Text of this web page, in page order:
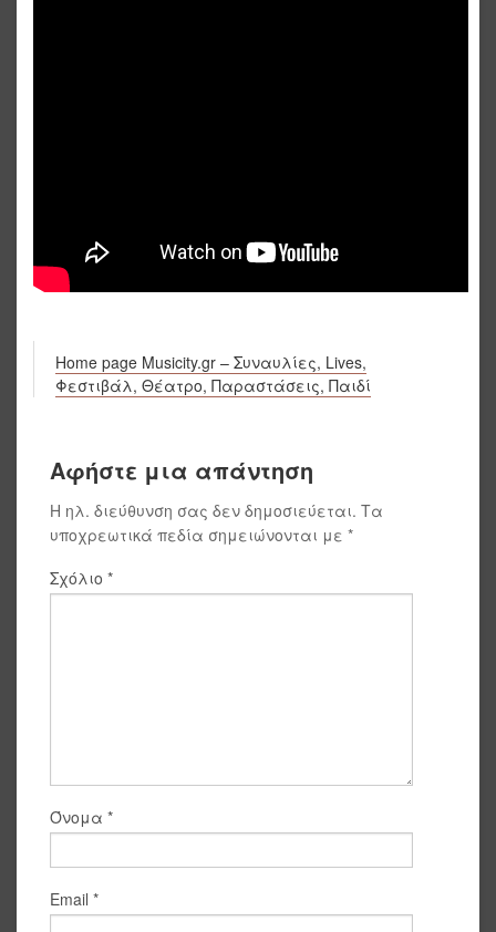
Home page Musicity.gr – Συναυλίες, Lives,
Φεστιβάλ, Θέατρο, Παραστάσεις, Παιδί
Αφήστε μια απάντηση
Η ηλ. διεύθυνση σας δεν δημοσιεύεται. Τα
υποχρεωτικά πεδία σημειώνονται με *
Σχόλιο *
Όνομα *
Email *